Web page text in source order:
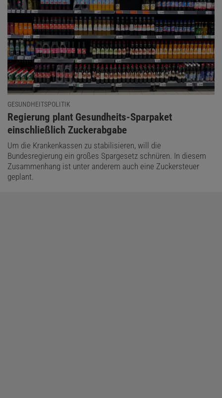
GESUNDHEITSPOLITIK
:
Regierung plant Gesundheits-Sparpaket
einschließlich Zuckerabgabe
Um die Krankenkassen zu stabilisieren, will die
Bundesregierung ein großes Spargesetz schnüren. In diesem
Zusammenhang ist unter anderem auch eine Zuckersteuer
geplant.